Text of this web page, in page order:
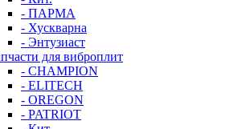
- ПАРМА
- Хускварна
- Энтузиаст
для виброплит
- CHAMPION
- ELITECH
- OREGON
- PATRIOT